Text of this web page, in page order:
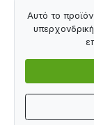
Αυτό το προϊόν